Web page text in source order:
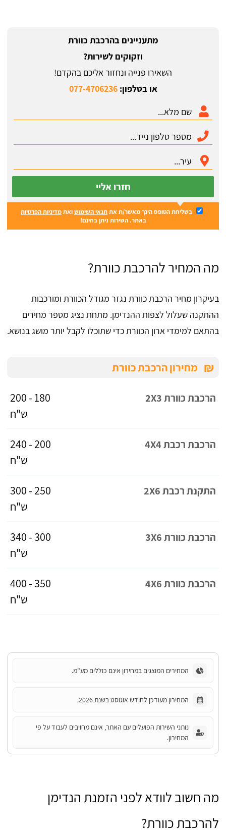
מתעניינים בהרכבת כוורת
וזקוקים לשירות?
השאירו פנייה ונחזור אליכם בהקדם!
או בטלפון:077-4706236
חזרו אליי
בשליחת הטופס הינך מאשר/ת אתתנאי השימושואתמדיניות הפרטיות
באתר. השירות ניתן בחינם!
מה המחיר להרכבת כוורת?
בעיקרון מחיר הרכבת כוורת נגזר מגודל הכוורת ומורכבות
ההתקנה שעלול לצפות ההנדימן. מתחת נציג מספר מחירים
בהתאם למימדי ארון הכוורת כדי שתוכלו לקבל יותר מושג בנושא.
₪ מחירון הרכבת כוורת
הרכבת כוורת 2X3
180 - 200
ש"ח
הרכבת רכבת 4X4
200 - 240
ש"ח
התקנת רכבת 2X6
250 - 300
ש"ח
הרכבת כוורת 3X6
300 - 340
ש"ח
הרכבת כוורת 4X6
350 - 400
ש"ח
המחירים המוצגים במחירון אינם כוללים מע"מ.
המחירון מעודכן לחודש אוגוסט בשנת 2026.
נותני השירות הפועלים עם האתר, אינם מחויבים לעבוד על פי
המחירון.
מה חשוב לוודא לפני הזמנת הנדימן
להרכבת כוורת?